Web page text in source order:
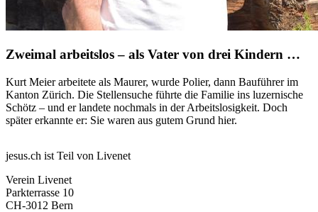
Zweimal arbeitslos – als Vater von drei Kindern …
Kurt Meier arbeitete als Maurer, wurde Polier, dann Bauführer im
Kanton Zürich. Die Stellensuche führte die Familie ins luzernische
Schötz – und er landete nochmals in der Arbeitslosigkeit. Doch
später erkannte er: Sie waren aus gutem Grund hier.
jesus.ch ist Teil von Livenet
Verein Livenet
Parkterrasse 10
CH-3012 Bern